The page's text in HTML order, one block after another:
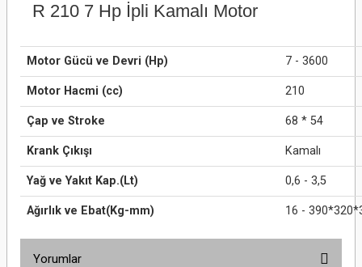
R 210 7 Hp İpli Kamalı Motor
Motor Gücü ve Devri (Hp) 7 - 3600
Motor Hacmi (cc) 210
Çap ve Stroke 68 * 54
Krank Çıkışı Kamalı
Yağ ve Yakıt Kap.(Lt) 0,6 - 3,5
Ağırlık ve Ebat(Kg-mm) 16 -
Yorumlar